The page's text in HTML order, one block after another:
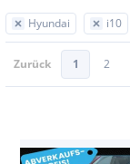
Hyundai i10
Zurück 1 2